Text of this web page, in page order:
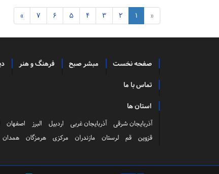
«
1
2
3
4
5
6
7
»
صفحه نخست مبشر صبح فرهنگ و هنر
تماس با ما
استان ها
آذربایجان شرقی آذربایجان غربی اردبیل البرز اصفهان
قزوین
قم لرستان مازندران مرکزی هرمزگان همدان